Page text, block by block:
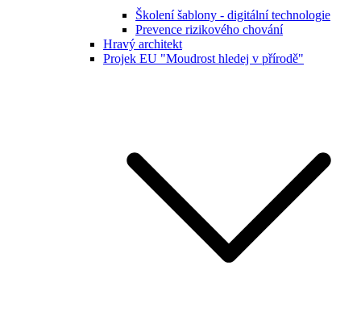
Školení šablony - digitální technologie
Prevence rizikového chování
Hravý architekt
Projek EU "Moudrost hledej v přírodě"